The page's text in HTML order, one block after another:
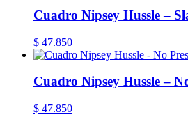
Cuadro Nipsey Hussle –
$ 47.850
Cuadro Nipsey Hussle –
$ 47.850